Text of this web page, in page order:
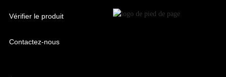
Vérifier le produit
Contactez-nous